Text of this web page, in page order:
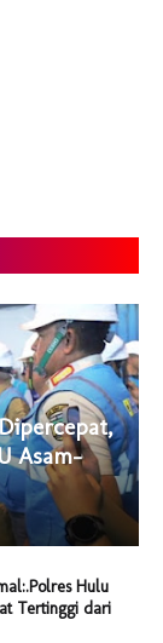
Asam-
Hulu
Tertinggi dari